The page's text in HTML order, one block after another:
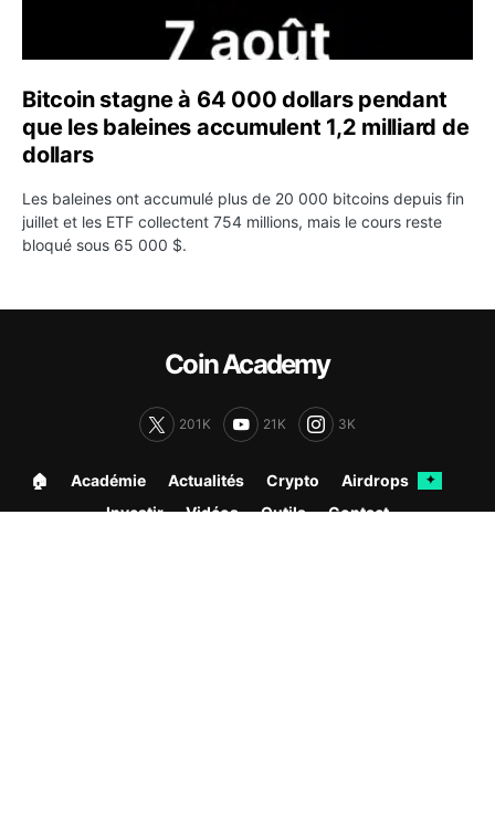
Bitcoin stagne à 64 000 dollars pendant
que les baleines accumulent 1,2 milliard de
dollars
Les baleines ont accumulé plus de 20 000 bitcoins depuis fin
juillet et les ETF collectent 754 millions, mais le cours reste
bloqué sous 65 000 $.
Coin Academy
201K 21K 3K
🏠︎ Académie Actualités Crypto Airdrops ✦
Investir Vidéos Outils Contact